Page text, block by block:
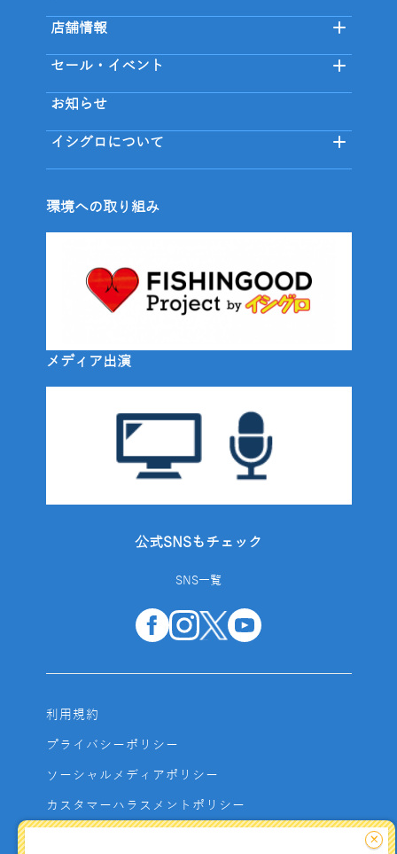
店舗情報
セール・イベント
お知らせ
イシグロについて
環境への取り組み
メディア出演
公式SNSもチェック
SNS一覧
利用規約
プライバシーポリシー
ソーシャルメディアポリシー
カスタマーハラスメントポリシー
×